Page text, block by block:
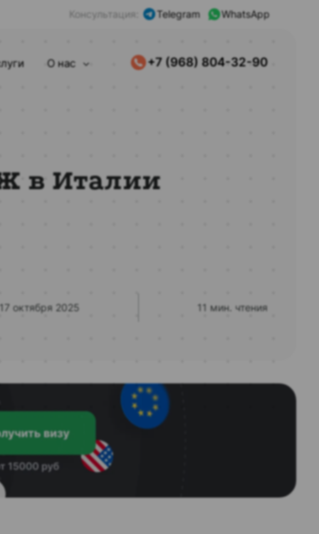
Консультация: Telegram WhatsApp
О нас +7 (968) 804-32-90
в Италии
17 октября 2025 11 мин. чтения